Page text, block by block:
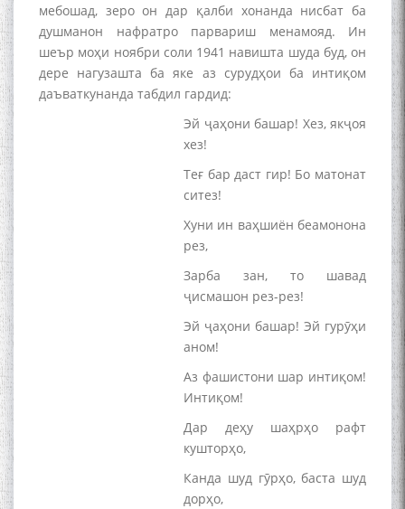
мебошад, зеро он дар қалби хонанда нисбат ба
душманон нафратро парвариш менамояд. Ин
шеър моҳи ноябри соли 1941 навишта шуда буд, он
дере нагузашта ба яке аз сурудҳои ба интиқом
даъваткунанда табдил гардид:
Эй ҷаҳони башар! Хез, якҷоя
хез!
Теғ бар даст гир! Бо матонат
ситез!
Хуни ин ваҳшиён беамонона
рез,
Зарба зан, то шавад
ҷисмашон рез-рез!
Эй ҷаҳони башар! Эй гурӯҳи
аном!
Аз фашистони шар интиқом!
Интиқом!
Дар деҳу шаҳрҳо рафт
кушторҳо,
Канда шуд гӯрҳо, баста шуд
дорҳо,